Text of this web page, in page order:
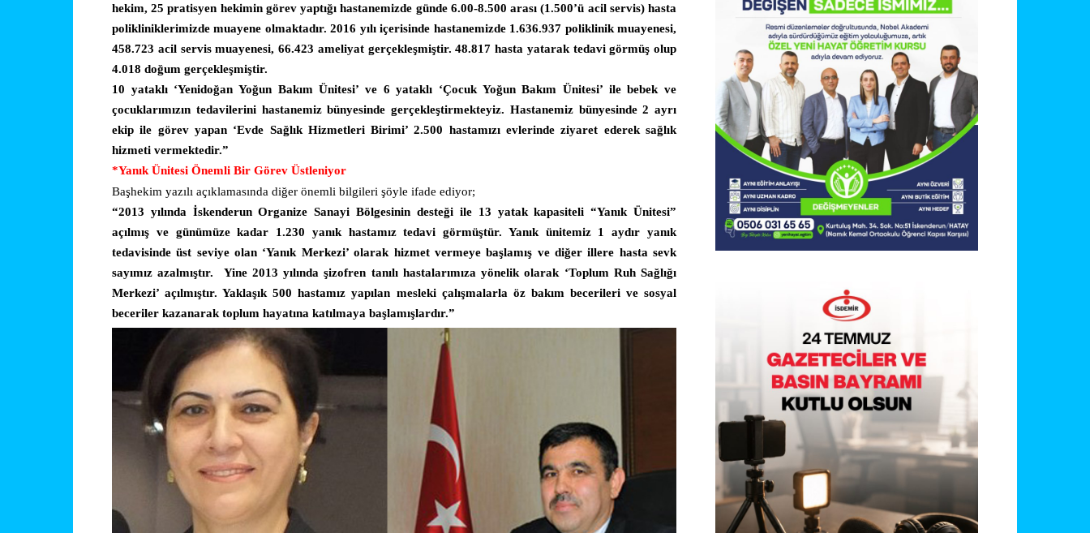
hekim, 25 pratisyen hekimin görev yaptığı hastanemizde günde 6.00-8.500 arası (1.500’ü acil servis) hasta
polikliniklerimizde muayene olmaktadır. 2016 yılı içerisinde hastanemizde 1.636.937 poliklinik muayenesi,
458.723 acil servis muayenesi, 66.423 ameliyat gerçekleşmiştir. 48.817 hasta yatarak tedavi görmüş olup
4.018 doğum gerçekleşmiştir.
10 yataklı ‘Yenidoğan Yoğun Bakım Ünitesi’ ve 6 yataklı ‘Çocuk Yoğun Bakım Ünitesi’ ile bebek ve
çocuklarımızın tedavilerini hastanemiz bünyesinde gerçekleştirmekteyiz. Hastanemiz bünyesinde 2 ayrı
ekip ile görev yapan ‘Evde Sağlık Hizmetleri Birimi’ 2.500 hastamızı evlerinde ziyaret ederek sağlık
hizmeti vermektedir.”
*Yanık Ünitesi Önemli Bir Görev Üstleniyor
Başhekim yazılı açıklamasında diğer önemli bilgileri şöyle ifade ediyor;
“2013 yılında İskenderun Organize Sanayi Bölgesinin desteği ile 13 yatak kapasiteli “Yanık Ünitesi”
açılmış ve günümüze kadar 1.230 yanık hastamız tedavi görmüştür. Yanık ünitemiz 1 aydır yanık
tedavisinde üst seviye olan ‘Yanık Merkezi’ olarak hizmet vermeye başlamış ve diğer illere hasta sevk
sayımız azalmıştır.
Yine 2013 yılında şizofren tanılı hastalarımıza yönelik olarak ‘Toplum Ruh Sağlığı
Merkezi’ açılmıştır. Yaklaşık 500 hastamız yapılan mesleki çalışmalarla öz bakım becerileri ve sosyal
beceriler kazanarak toplum hayatına katılmaya başlamışlardır.”